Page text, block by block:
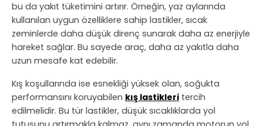
bu da yakıt tüketimini artırır. Örneğin, yaz aylarında
kullanılan uygun özelliklere sahip lastikler, sıcak
zeminlerde daha düşük direnç sunarak daha az enerjiyle
hareket sağlar. Bu sayede araç, daha az yakıtla daha
uzun mesafe kat edebilir.
Kış koşullarında ise esnekliği yüksek olan, soğukta
performansını koruyabilen kış lastikleri tercih
edilmelidir. Bu tür lastikler, düşük sıcaklıklarda yol